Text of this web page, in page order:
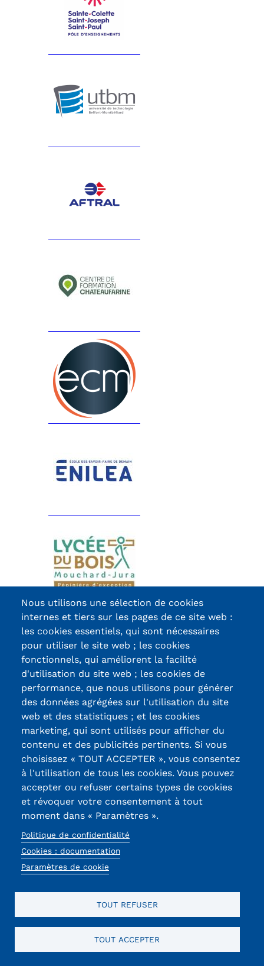
Nous utilisons une sélection de cookies
internes et tiers sur les pages de ce site web :
les cookies essentiels, qui sont nécessaires
pour utiliser le site web ; les cookies
fonctionnels, qui améliorent la facilité
d'utilisation du site web ; les cookies de
performance, que nous utilisons pour générer
des données agrégées sur l'utilisation du site
web et des statistiques ; et les cookies
marketing, qui sont utilisés pour afficher du
contenu et des publicités pertinents. Si vous
choisissez « TOUT ACCEPTER », vous consentez
à l'utilisation de tous les cookies. Vous pouvez
accepter ou refuser certains types de cookies
et révoquer votre consentement à tout
moment dans « Paramètres ».
Politique de confidentialité
Cookies : documentation
Paramètres de cookie
TOUT REFUSER
TOUT ACCEPTER